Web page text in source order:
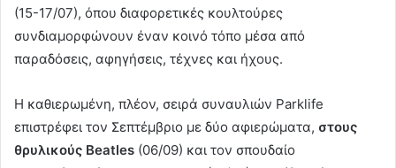
(15-17/07), όπου διαφορετικές κουλτούρες
συνδιαμορφώνουν έναν κοινό τόπο μέσα από
παραδόσεις, αφηγήσεις, τέχνες και ήχους.
Η καθιερωμένη, πλέον, σειρά συναυλιών Parklife
επιστρέφει τον Σεπτέμβριο με δύο αφιερώματα, στους
θρυλικούς Beatles (06/09) και τον σπουδαίο